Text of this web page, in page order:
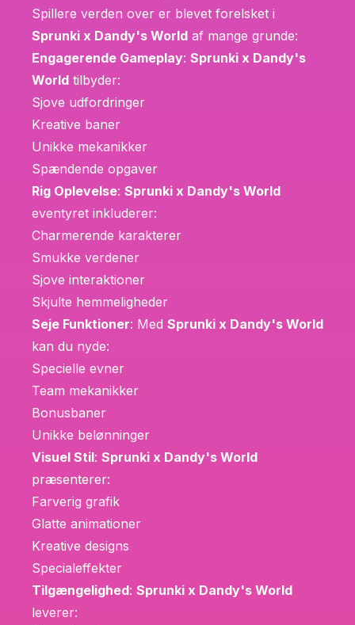
Spillere verden over er blevet forelsket i
Sprunki x Dandy's World af mange grunde:
Engagerende Gameplay: Sprunki x Dandy's
World tilbyder:
Sjove udfordringer
Kreative baner
Unikke mekanikker
Spændende opgaver
Rig Oplevelse: Sprunki x Dandy's World
eventyret inkluderer:
Charmerende karakterer
Smukke verdener
Sjove interaktioner
Skjulte hemmeligheder
Seje Funktioner: Med Sprunki x Dandy's World
kan du nyde:
Specielle evner
Team mekanikker
Bonusbaner
Unikke belønninger
Visuel Stil: Sprunki x Dandy's World
præsenterer:
Farverig grafik
Glatte animationer
Kreative designs
Specialeffekter
Tilgængelighed: Sprunki x Dandy's World
leverer: